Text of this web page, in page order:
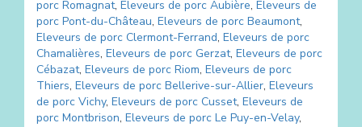
porc Romagnat, Eleveurs de porc Aubière, Eleveurs de
porc Pont-du-Château, Eleveurs de porc Beaumont,
Eleveurs de porc Clermont-Ferrand, Eleveurs de porc
Chamalières, Eleveurs de porc Gerzat, Eleveurs de porc
Cébazat, Eleveurs de porc Riom, Eleveurs de porc
Thiers, Eleveurs de porc Bellerive-sur-Allier, Eleveurs
de porc Vichy, Eleveurs de porc Cusset, Eleveurs de
porc Montbrison, Eleveurs de porc Le Puy-en-Velay,